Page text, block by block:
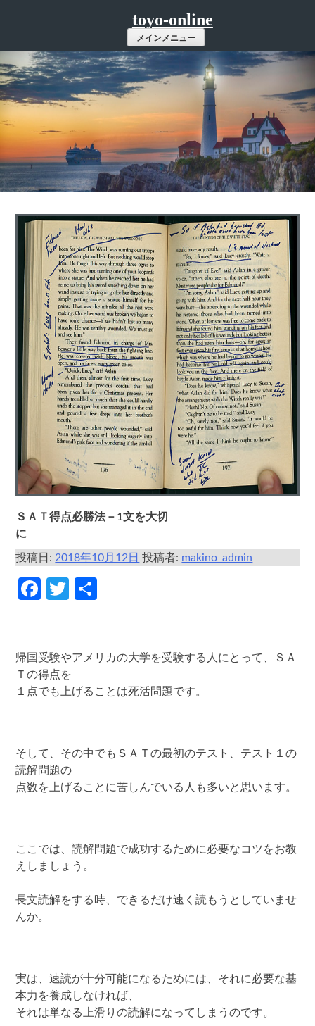
ツ
へ
ス
キ
ッ
プ
toyo-online
メインメニュー
ＳＡＴ得点必勝法－1文を大切
に
投稿日:2018年10月12日 投稿者: makino_admin
Facebook
Twitter
帰国受験やアメリカの大学を受験する人にとって、ＳＡ
Ｔの得点を
１点でも上げることは死活問題です。
そして、その中でもＳＡＴの最初のテスト、テスト１の
読解問題の
点数を上げることに苦しんでいる人も多いと思います。
ここでは、読解問題で成功するために必要なコツをお教
えしましょう。
長文読解をする時、できるだけ速く読もうとしていませ
んか。
実は、速読が十分可能になるためには、それに必要な基
本力を養成しなければ、
それは単なる上滑りの読解になってしまうのです。